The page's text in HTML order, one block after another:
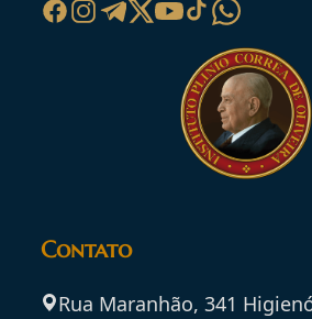
Contato
Rua Maranhão, 341